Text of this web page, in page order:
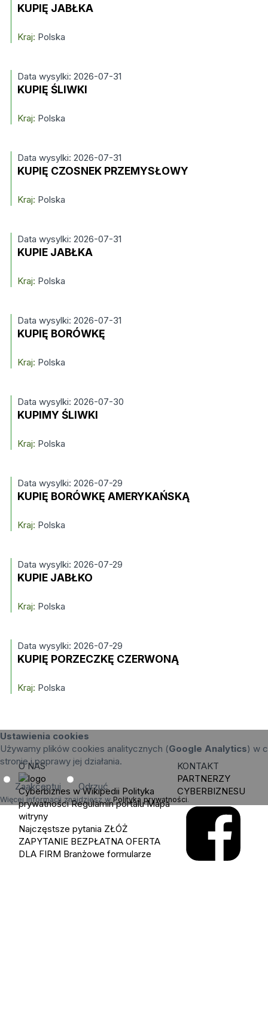
KUPIĘ JABŁKA
Kraj: Polska
Data wysylki: 2026-07-31
KUPIĘ ŚLIWKI
Kraj: Polska
Data wysylki: 2026-07-31
KUPIĘ CZOSNEK PRZEMYSŁOWY
Kraj: Polska
Data wysylki: 2026-07-31
KUPIE JABŁKA
Kraj: Polska
Data wysylki: 2026-07-31
KUPIĘ BORÓWKĘ
Kraj: Polska
Data wysylki: 2026-07-30
KUPIMY ŚLIWKI
Kraj: Polska
Data wysylki: 2026-07-29
KUPIĘ BORÓWKĘ AMERYKAŃSKĄ
Kraj: Polska
Data wysylki: 2026-07-29
KUPIE JABŁKO
Kraj: Polska
Data wysylki: 2026-07-29
KUPIĘ PORZECZKĘ CZERWONĄ
Kraj: Polska
Ustawienia cookies
Używamy plików cookies analitycznych (Google Analytics) w
stronie i poprawy jej działania.
Zaakceptuj Odrzuć
Więcej informacji znajdziesz w Polityka prywatności.
O NAS
Cyberbiznes w Wikipedii Polityka
prywatności Regulamin portalu Mapa
witryny
Najczęstsze pytania ZŁÓŻ
ZAPYTANIE BEZPŁATNA OFERTA
DLA FIRM Branżowe formularze
KONTAKT
PARTNERZY
CYBERBIZNESU